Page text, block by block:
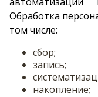
Обработка
том числе:
сбор;
запись;
накопление;